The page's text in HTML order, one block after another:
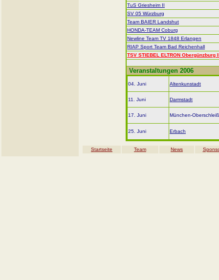
TuS Griesheim II
SV 05 Würzburg
Team BAIER Landshut
HONDA-TEAM Coburg
Newline Team TV 1848 Erlangen
RIAP Sport Team Bad Reichenhall
TSV STIEBEL ELTRON Obergünzburg
Veranstaltungen 2006
04 . Juni Altenkunstadt
11. Juni Darmstadt
17. Juni München-
25. Juni Erbach
Startseite Team News